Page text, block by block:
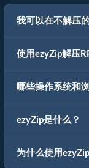
我可以在不解压
使用ezyZip解压
哪些操作系统和
ezyZip是什么？
为什么使用